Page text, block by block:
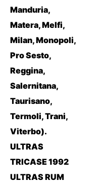
Manduria,
Matera, Melfi,
Milan, Monopoli,
Pro Sesto,
Reggina,
Salernitana,
Taurisano,
Termoli, Trani,
Viterbo).
ULTRAS
TRICASE 1992
ULTRAS RUM